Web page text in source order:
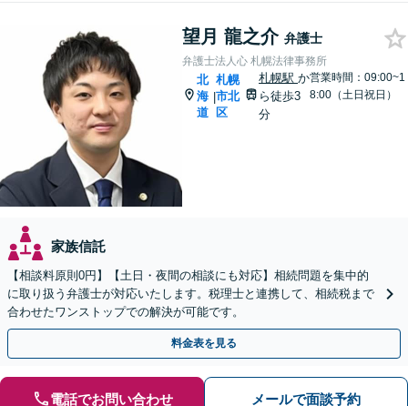
望月 龍之介 弁護士
弁護士法人心 札幌法律事務所
北
海
道
|
札幌
市北
区
札幌駅か
ら徒歩3
分
営業時間：09:00~1
8:00（土日祝日）
家族信託
【相談料原則0円】【土日・夜間の相談にも対応】相続問題を集中的
に取り扱う弁護士が対応いたします。税理士と連携して、相続税まで
合わせたワンストップでの解決が可能です。
料金表を見る
電話でお問い合わせ メールで面談予約